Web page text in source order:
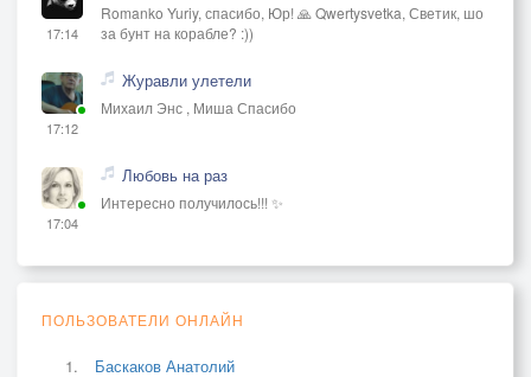
17:14
Romanko Yuriy, спасибо, Юр! 🙏 Qwertysvetka, Светик, шо
за бунт на корабле? :))
17:12
Журавли улетели
Михаил Энс , Миша Спасибо
17:04
Любовь на раз
Интересно получилось!!! ✨
ПОЛЬЗОВАТЕЛИ ОНЛАЙН
Баскаков Анатолий